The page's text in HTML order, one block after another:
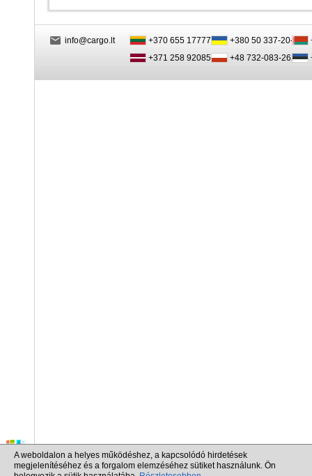
info@cargo.lt
+370 655 17777
+371 258 92085
+380 50 337-20-47
+48 732-083-262
A weboldalon a helyes működéshez, a kapcsolódó hirdetések
megjelenítéséhez és a forgalom elemzéséhez sütiket használunk. Ön